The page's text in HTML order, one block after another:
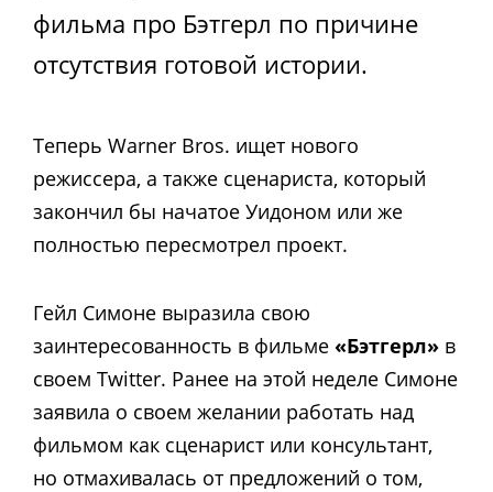
фильма про Бэтгерл по причине
отсутствия готовой истории.
Теперь Warner Bros. ищет нового
режиссера, а также сценариста, который
закончил бы начатое Уидоном или же
полностью пересмотрел проект.
Гейл Симоне выразила свою
заинтересованность в фильме «Бэтгерл» в
своем Twitter. Ранее на этой неделе Симоне
заявила о своем желании работать над
фильмом как сценарист или консультант,
но отмахивалась от предложений о том,